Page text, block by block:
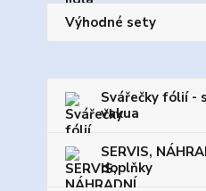
Výhodné sety
Svářečky fólií -
vakua
SERVIS,
doplňky